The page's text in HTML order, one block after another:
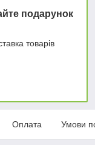
подарунок
товарів
Оплата Умови